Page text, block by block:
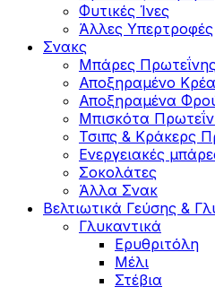
Φυτικές Ίνες
Άλλες Υπερτροφές
Σνακς
Μπάρες
Αποξηραμένο
Αποξηραμένα
Μπισκότα
Τσιπς & Kράκερς
Ενεργειακές
Σοκολάτες
Άλλα Σνακ
Βελτιωτικά Γεύσης &
Γλυκαντικά
Ερυθριτόλη
Μέλι
Στέβια